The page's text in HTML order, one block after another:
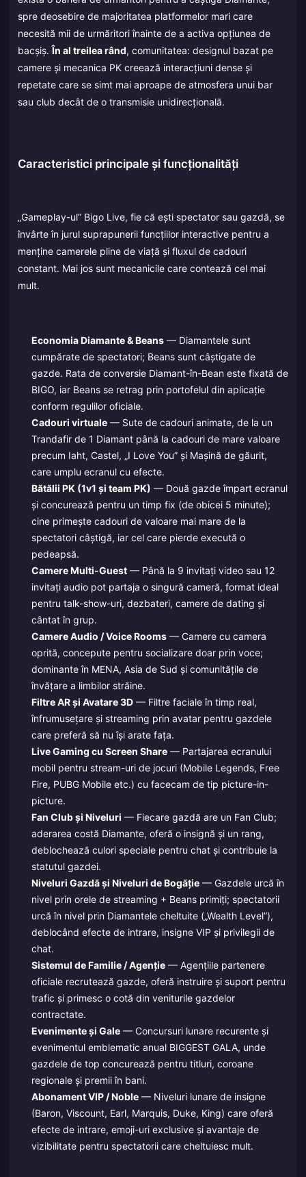
spre deosebire de majoritatea platformelor mari care
necesită mii de urmăritori înainte de a activa opțiunea de
bacșiș.În al treilea rând, comunitatea: designul bazat pe
camere și mecanica PK creează interacțiuni dense și
repetate care se simt mai aproape de atmosfera unui bar
sau club decât de o transmisie unidirecțională.
Caracteristici principale și funcționalități
„Gameplay-ul” Bigo Live, fie că ești spectator sau gazdă, se
învârte în jurul suprapunerii funcțiilor interactive pentru a
menține camerele pline de viață și fluxul de cadouri
constant. Mai jos sunt mecanicile care contează cel mai
mult.
Economia Diamante & Beans— Diamantele sunt
cumpărate de spectatori; Beans sunt câștigate de
gazde. Rata de conversie Diamant-în-Bean este fixată de
BIGO, iar Beans se retrag prin portofelul din aplicație
conform regulilor oficiale.
Cadouri virtuale— Sute de cadouri animate, de la un
Trandafir de 1 Diamant până la cadouri de mare valoare
precum Iaht, Castel, „I Love You” și Mașină de găurit,
care umplu ecranul cu efecte.
Bătălii PK (1v1 și team PK) — Două gazde împart ecranul
și concurează pentru un timp fix (de obicei 5 minute);
cine primește cadouri de valoare mai mare de la
spectatori câștigă, iar cel care pierde execută o
pedeapsă.
Camere Multi-Guest— Până la 9 invitați video sau 12
invitați audio pot partaja o singură cameră, format ideal
pentru talk-show-uri, dezbateri, camere de dating și
cântat în grup.
Camere Audio / Voice Rooms— Camere cu camera
oprită, concepute pentru socializare doar prin voce;
dominante în MENA, Asia de Sud și comunitățile de
învățare a limbilor străine.
Filtre AR și Avatare 3D— Filtre faciale în timp real,
înfrumusețare și streaming prin avatar pentru gazdele
care preferă să nu își arate fața.
Live Gaming cu Screen Share— Partajarea ecranului
mobil pentru stream-uri de jocuri (Mobile Legends, Free
Fire, PUBG Mobile etc.) cu facecam de tip picture-in-
picture.
Fan Club și Niveluri — Fiecare gazdă are un Fan Club;
aderarea costă Diamante, oferă o insignă și un rang,
deblochează culori speciale pentru chat și contribuie la
statutul gazdei.
Niveluri Gazdă și Niveluri de Bogăție— Gazdele urcă în
nivel prin orele de streaming + Beans primiți; spectatorii
urcă în nivel prin Diamantele cheltuite („Wealth Level”),
deblocând efecte de intrare, insigne VIP și privilegii de
chat.
Sistemul de Familie / Agenție— Agențiile partenere
oficiale recrutează gazde, oferă instruire și suport pentru
trafic și primesc o cotă din veniturile gazdelor
contractate.
Evenimente și Gale— Concursuri lunare recurente și
evenimentul emblematic anual BIGGEST GALA, unde
gazdele de top concurează pentru titluri, coroane
regionale și premii în bani.
Abonament VIP / Noble— Niveluri lunare de insigne
(Baron, Viscount, Earl, Marquis, Duke, King) care oferă
efecte de intrare, emoji-uri exclusive și avantaje de
vizibilitate pentru spectatorii care cheltuiesc mult.